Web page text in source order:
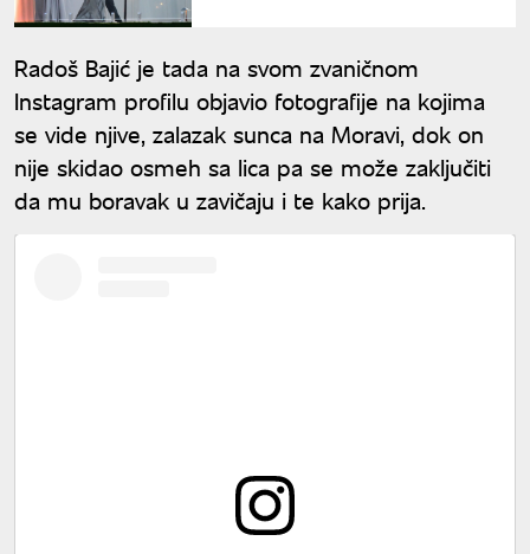
Radoš Bajić je tada na svom zvaničnom
Instagram profilu objavio fotografije na kojima
se vide njive, zalazak sunca na Moravi, dok on
nije skidao osmeh sa lica pa se može zaključiti
da mu boravak u zavičaju i te kako prija.